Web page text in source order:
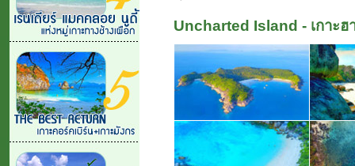
Uncharted Island - เกาะฮ